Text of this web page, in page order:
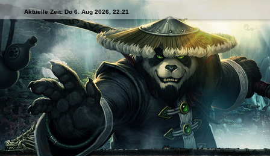
Aktuelle Zeit: Do 6. Aug 2026, 22:21